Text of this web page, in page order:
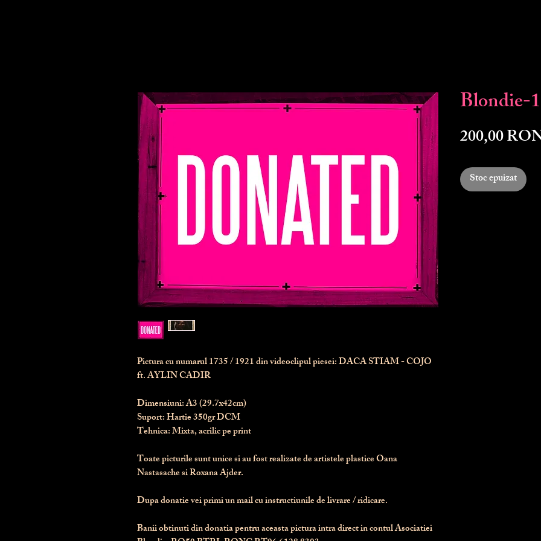
Pictura cu numarul1735/ 1921 din videoclipul piesei: DACA STIAM - COJO
ft. AYLIN CADIR
Dimensiuni: A3 (29.7x42cm)
Suport: Hartie 350gr DCM
Tehnica: Mixta, acrilic pe print
Toate picturile sunt unice si au fost realizate de artistele plastice Oana
Nastasache si Roxana Ajder.
Dupa donatie vei primi un mail cu instructiunile de livrare / ridicare.
Banii obtinuti din donatia pentru aceasta pictura intra direct in contul Asociatiei
Blondie-
200,00
Stoc epuizat